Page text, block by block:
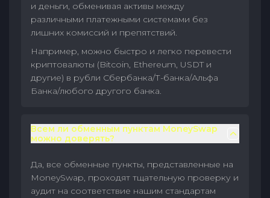
и деньги, обменивая активы между
различными платежными системами без
лишних комиссий и препятствий.
Например, можно быстро и легко перевести
криптовалюты (Bitcoin, Ethereum, USDT и
другие) в рубли Сбербанка/Т-банка/Альфа
Банка/любого другого банка.
Всем ли обменным пунктам MoneySwap
можно доверять?
Да, все обменные пункты, представленные на
MoneySwap, проходят тщательную проверку и
аудит на соответствие нашим стандартам